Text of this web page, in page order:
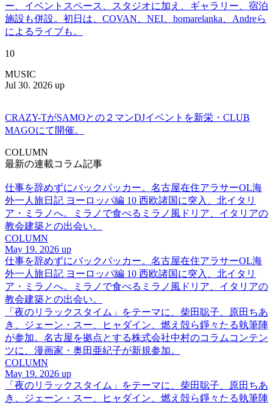
ー、イベントスペース、スタジオに加え、ギャラリー、宿泊
施設も併設。初日は、COVAN、NEI、homarelanka、Andreら
によるライブも。
10
MUSIC
Jul 30. 2026 up
CRAZY-TがSAMOとの２マンDJイベントを新栄・CLUB
MAGOにて開催。
COLUMN
最新の連載コラム記事
仕事を辞めずにバックパッカー。名古屋在住アラサーOL海
外一人旅日記 ヨーロッパ編 10 西欧諸国に突入、北イタリ
ア・ミラノへ。ミラノで食べるミラノ風ドリア、イタリアの
教会建築との出会い。
COLUMN
May 19. 2026 up
仕事を辞めずにバックパッカー。名古屋在住アラサーOL海
外一人旅日記 ヨーロッパ編 10 西欧諸国に突入、北イタリ
ア・ミラノへ。ミラノで食べるミラノ風ドリア、イタリアの
教会建築との出会い。
「夜のリラックスタイム」をテーマに、柴田聡子、原田ちあ
き、ジェーン・スー、ヒャダイン、燃え殻ら錚々たる執筆陣
が参加。名古屋を拠点とする株式会社中村のコラムコンテン
ツに、漫画家・奥田亜紀子が新規参加。
COLUMN
May 19. 2026 up
「夜のリラックスタイム」をテーマに、柴田聡子、原田ちあ
き、ジェーン・スー、ヒャダイン、燃え殻ら錚々たる執筆陣